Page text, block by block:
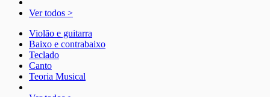
Ver todos >
Violão e guitarra
Baixo e contrabaixo
Teclado
Canto
Teoria Musical